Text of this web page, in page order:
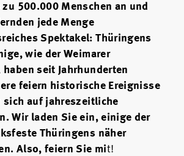
500.000 Menschen an und
jede Menge
Spektakel: Thüringens
wie der Weimarer
seit Jahrhunderten
feiern historische Ereignisse
sich auf jahreszeitliche
Wir laden Sie ein, einige der
Thüringens näher
Also, feiern Sie mit!